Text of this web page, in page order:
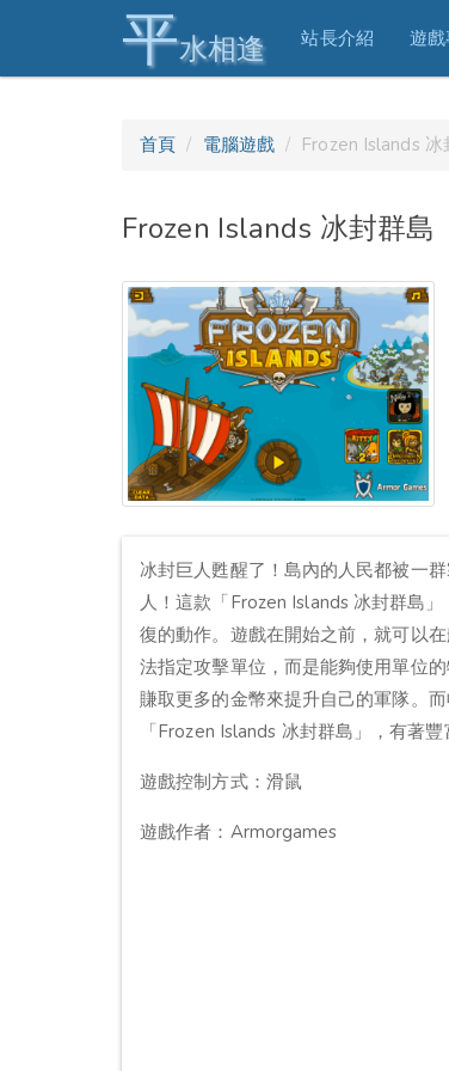
平水相逢 站長介紹 遊
首頁 電腦遊戲 Frozen Islands 冰
Frozen Islands 冰封群島
冰封巨人甦醒了！島內的人民都被一
人！這款「Frozen Islands 冰封群島
復的動作。遊戲在開始之前，就可以
法指定攻擊單位，而是能夠使用單位
賺取更多的金幣來提升自己的軍隊。
「Frozen Islands 冰封群島」，有著
遊戲控制方式：滑鼠
遊戲作者：Armorgames